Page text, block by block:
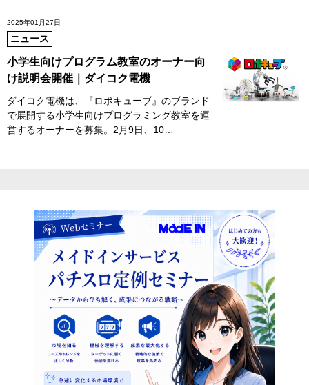
2025年01月27日
ニュース
小学生向けプログラム教室のオーナー向
け説明会開催｜ダイコク電機
ダイコク電機は、『ロボキューブ』のブランド
で展開する小学生向けプログラミング教室を運
営するオーナーを募集。2月9日、10…